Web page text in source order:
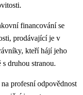
financování se
prodávající je v
kteří hájí jeho
druhou stranou.
profesní odpovědnost